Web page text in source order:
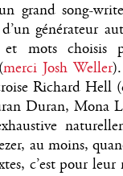
grand song-
générateur
mots choisis
merci Josh Weller
Richard Hell
Duran, Mona
au moins,
c’est pour